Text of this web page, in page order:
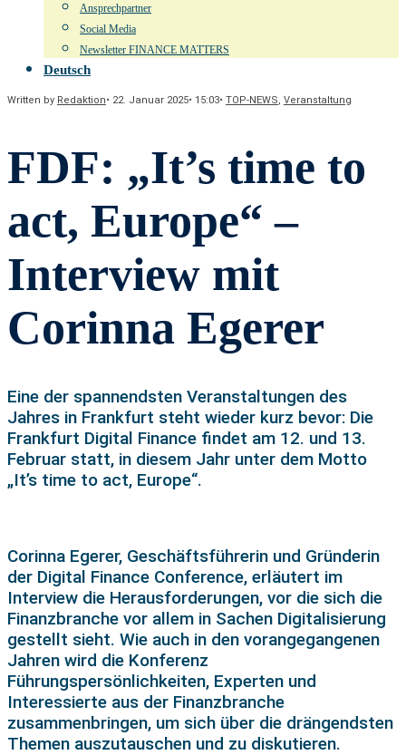
Ansprechpartner
Social Media
Newsletter FINANCE MATTERS
Deutsch
Written by Redaktion• 22. Januar 2025• 15:03• TOP-NEWS, Veranstaltung
FDF: „It’s time to
act, Europe“ –
Interview mit
Corinna Egerer
Eine der spannendsten Veranstaltungen des
Jahres in Frankfurt steht wieder kurz bevor: Die
Frankfurt Digital Finance findet am 12. und 13.
Februar statt, in diesem Jahr unter dem Motto
„It’s time to act, Europe“.
Corinna Egerer, Geschäftsführerin und Gründerin
der Digital Finance Conference, erläutert im
Interview die Herausforderungen, vor die sich die
Finanzbranche vor allem in Sachen Digitalisierung
gestellt sieht. Wie auch in den vorangegangenen
Jahren wird die Konferenz
Führungspersönlichkeiten, Experten und
Interessierte aus der Finanzbranche
zusammenbringen, um sich über die drängendsten
Themen auszutauschen und zu diskutieren.